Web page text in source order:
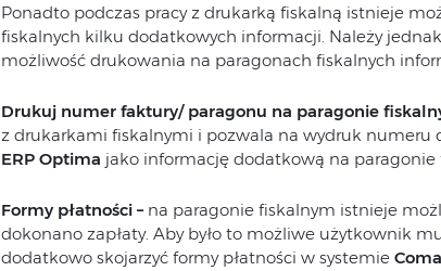
Ponadto podczas pracy z drukarką fiskalną istnieje
fiskalnych kilku dodatkowych informacji. Należy
możliwość drukowania na paragonach fiskalnych
Drukuj numer faktury/ paragonu na paragonie
z drukarkami fiskalnymi i pozwala na wydruk
ERP Optima jako informację dodatkową na paragonie
Formy płatności – na paragonie fiskalnym istnieje
dokonano zapłaty. Aby było to możliwe użytkownik
dodatkowo skojarzyć formy płatności w systemie